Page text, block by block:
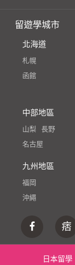
留遊學城市
北海道
札幌
函館
中部地區
山梨
長野
名古屋
九州地區
福岡
沖繩
痞
日本留學